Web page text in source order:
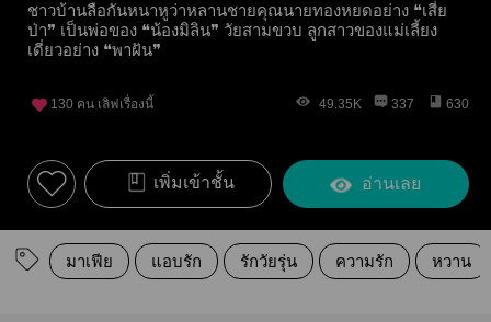
ชาวบ้านลือกันหนาหูว่าหลานชายคุณนายทองหยดอย่าง ❝เสี่ย
ป่า❞ เป็นพ่อของ ❝น้องมิลิน❞ วัยสามขวบ ลูกสาวของแม่เลี้ยง
เดี่ยวอย่าง ❝พาฝัน❞
130 คน เลิฟเรื่องนี้ 49.35K 337 630
เพิ่มเข้าชั้น อ่านเลย
มาเฟีย แอบรัก รักวัยรุ่น ความรัก หวาน